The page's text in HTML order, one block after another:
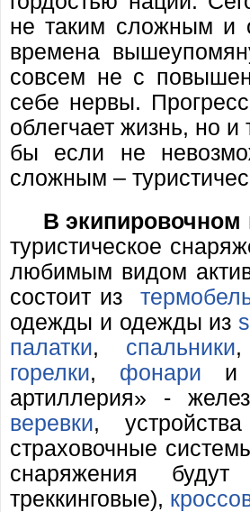
не таким сложным и
времена
совсем не с
себе нервы.
облегчает жизнь, но
бы если не
сложным –
В экипировочном
туристическое
любимым видом
состоит из
одежды и одежды из
палатки, спальники
горелки, фонари и
артиллерия» -
веревки,
страховочные
снаряжения
треккинговые),